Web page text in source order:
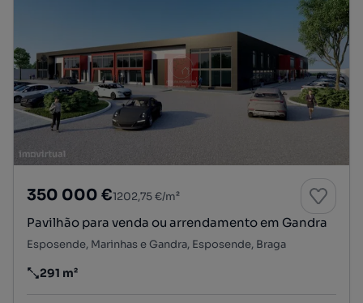
350 000 €1202,75 €/m²
Pavilhão para venda ou arrendamento em Gandra
Esposende, Marinhas e Gandra, Esposende, Braga
Preço por metro quadrado
291 m²